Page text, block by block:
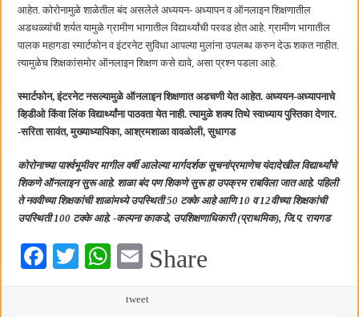
आहेत. कोरोनामुळे शाळेतील बंद असलेले अध्ययन- अध्यापन व ऑनलाइन शिक्षणातील
अडथळ्यांची शर्यत यामुळे ग्रामीण भागातील विद्यार्थ्यांची परवड होत आहे. ग्रामीण भागातील
पालक महागडा स्मार्टफोन व इंटरनेट सुविधा आपल्या मुलांना उपलब्ध करुन देऊ शकत नाहीत.
त्यामुळेच शिक्षकांसमोर ऑनलाइन शिक्षण कसे द्यावे, असा प्रश्न पडला आहे.
स्मार्टफोन, इंटरनेट नसल्यामुळे ऑनलाइन शिक्षणात अडचणी येत आहेत. अध्ययन-अध्यापनाचे
व्हिडीओ किंवा लिंक विद्यार्थ्यांना पाठवता येत नाही. त्यामुळे शक्य तिथे स्वाध्याय पुस्तिका देणार.
-सरिता सावंत, मुख्याध्यापिका, आश्रमशाळा वावळोली, सुधागड
कोरोनाच्या पार्श्वभूमीवर मागील वर्षी आलेल्या मार्गदर्शक सूचनांप्रमाणेच यंदादेखील विद्यार्थ्यांचे
शिकणे ऑनलाइन सुरू आहे. शाळा बंद पण शिकणे सुरू हा उपक्रम राबविला जात आहे. पहिली
ते नववीच्या शिक्षकांची शाळांमध्ये उपस्थिती 50 टक्के आहे आणि 10 व 12वीच्या शिक्षकांची
उपस्थिती 100 टक्के आहे. -कल्पना काकडे, उपशिक्षणाधिकारी (प्राथमिक), जि.प. रायगड
Fa T
W
ts
E
ail
Share
tweet